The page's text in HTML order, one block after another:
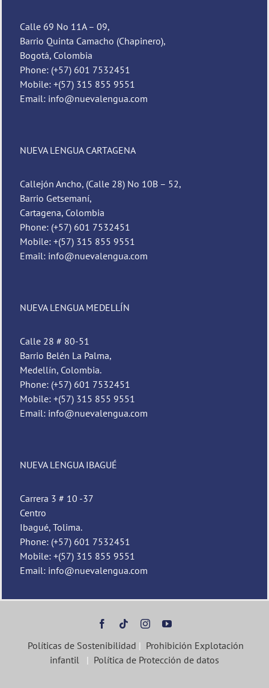
Calle 69 No 11A – 09,
Barrio Quinta Camacho (Chapinero),
Bogotá, Colombia
Phone: (+57) 601 7532451
Mobile: +(57) 315 855 9551
Email: info@nuevalengua.com
NUEVA LENGUA CARTAGENA
Callejón Ancho, (Calle 28) No 10B – 52,
Barrio Getsemaní,
Cartagena, Colombia
Phone: (+57) 601 7532451
Mobile: +(57) 315 855 9551
Email: info@nuevalengua.com
NUEVA LENGUA MEDELLÍN
Calle 28 # 80-51
Barrio Belén La Palma,
Medellín, Colombia.
Phone: (+57) 601 7532451
Mobile: +(57) 315 855 9551
Email: info@nuevalengua.com
NUEVA LENGUA IBAGUÉ
Carrera 3 # 10 -37
Centro
Ibagué, Tolima.
Phone: (+57) 601 7532451
Mobile: +(57) 315 855 9551
Email: info@nuevalengua.com
Políticas de Sostenibilidad | Prohibición Explotación
infantil | Política de Protección de datos